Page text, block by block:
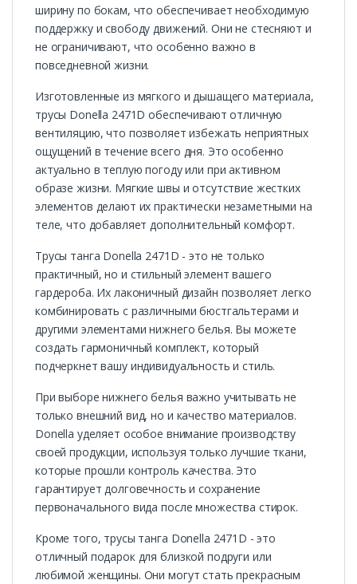
ширину по бокам, что обеспечивает необходимую
поддержку и свободу движений. Они не стесняют и
не ограничивают, что особенно важно в
повседневной жизни.
Изготовленные из мягкого и дышащего материала,
трусы Donella 2471D обеспечивают отличную
вентиляцию, что позволяет избежать неприятных
ощущений в течение всего дня. Это особенно
актуально в теплую погоду или при активном
образе жизни. Мягкие швы и отсутствие жестких
элементов делают их практически незаметными на
теле, что добавляет дополнительный комфорт.
Трусы танга Donella 2471D - это не только
практичный, но и стильный элемент вашего
гардероба. Их лаконичный дизайн позволяет легко
комбинировать с различными бюстгальтерами и
другими элементами нижнего белья. Вы можете
создать гармоничный комплект, который
подчеркнет вашу индивидуальность и стиль.
При выборе нижнего белья важно учитывать не
только внешний вид, но и качество материалов.
Donella уделяет особое внимание производству
своей продукции, используя только лучшие ткани,
которые прошли контроль качества. Это
гарантирует долговечность и сохранение
первоначального вида после множества стирок.
Кроме того, трусы танга Donella 2471D - это
отличный подарок для близкой подруги или
любимой женщины. Они могут стать прекрасным